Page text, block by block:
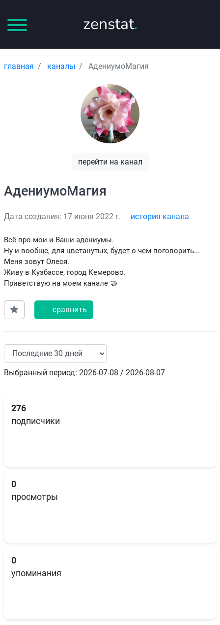
zenstat.
главная каналы АдениумоМагия
перейти на канал
АдениумоМагия
Дата создания: 17 июня 2022 г. история канала
Всё про мои и Ваши адениумы.
Ну и вообще, для цветанутых, будет о чем поговорить...
Меня зовут Олеся.
Живу в Кузбассе, город Кемерово.
Приветствую на моем канале 🤝
сравнить
Выбранный период: 2026-07-08 / 2026-08-07
276
подписчики
0
просмотры
0
упоминания